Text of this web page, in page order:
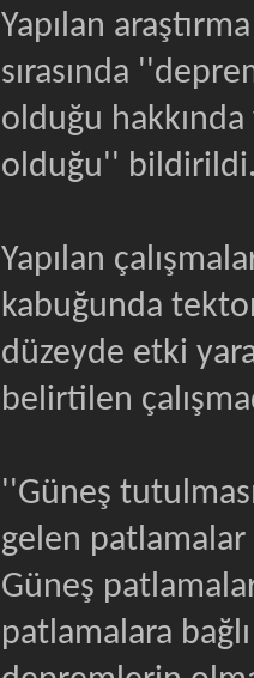
Yapılan
sırasında
olduğu hakkında
olduğu''
Yapılan
kabuğunda
düzeyde etki
belirtilen
''Güneş
gelen patlamalar
Güneş
patlamalara